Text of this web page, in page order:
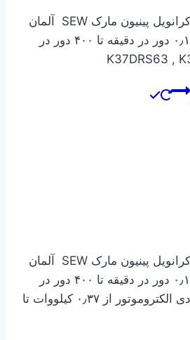
الکتروگیربکس کرانویل پینیون مارک SEW آلمان
دور خروجی از ۰٫۱ دور در دقیقه تا ۴۰۰ دور در
الکتروگیربکس کرانویل پینیون مارک SEW آلمان
دور خروجی از ۰٫۱ دور در دقیقه تا ۴۰۰ دور در
دقیقه توان ورودی الکتروموتور از ۰٫۳۷ کیلووات تا